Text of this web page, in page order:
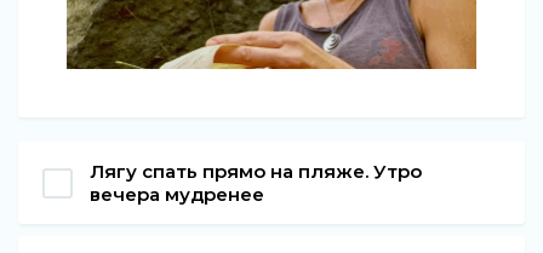
Лягу спать прямо на пляже. Утро
вечера мудренее